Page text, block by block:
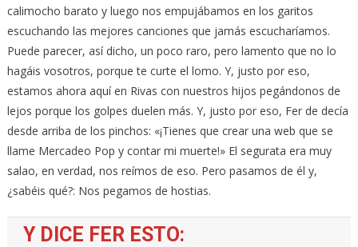
calimocho barato y luego nos empujábamos en los garitos
escuchando las mejores canciones que jamás escucharíamos.
Puede parecer, así dicho, un poco raro, pero lamento que no lo
hagáis vosotros, porque te curte el lomo. Y, justo por eso,
estamos ahora aquí en Rivas con nuestros hijos pegándonos de
lejos porque los golpes duelen más. Y, justo por eso, Fer de decía
desde arriba de los pinchos: «¡Tienes que crear una web que se
llame Mercadeo Pop y contar mi muerte!» El segurata era muy
salao, en verdad, nos reímos de eso. Pero pasamos de él y,
¿sabéis qué?: Nos pegamos de hostias.
Y DICE FER ESTO: